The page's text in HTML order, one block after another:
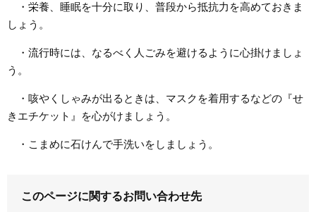
・栄養、睡眠を十分に取り、普段から抵抗力を高めておきま
しょう。
・流行時には、なるべく人ごみを避けるように心掛けましょ
う。
・咳やくしゃみが出るときは、マスクを着用するなどの『せ
きエチケット』を心がけましょう。
・こまめに石けんで手洗いをしましょう。
このページに関するお問い合わせ先